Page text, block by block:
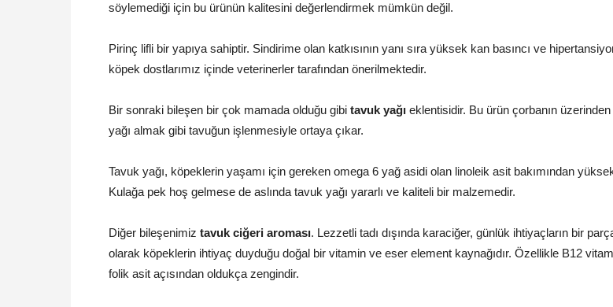
söylemediği için bu ürünün kalitesini değerlendirmek mümkün değil.
Pirinç lifli bir yapıya sahiptir. Sindirime olan katkısının yanı sıra yüksek kan basıncı ve
köpek dostlarımız içinde veterinerler tarafından önerilmektedir.
Bir sonraki bileşen bir çok mamada olduğu gibi tavuk yağı eklentisidir. Bu ürün çorbanın üzerinden
yağı almak gibi tavuğun işlenmesiyle ortaya çıkar.
Tavuk yağı, köpeklerin yaşamı için gereken omega 6 yağ asidi olan linoleik asit bakımından
Kulağa pek hoş gelmese de aslında tavuk yağı yararlı ve kaliteli bir malzemedir.
Diğer bileşenimiz tavuk ciğeri aroması. Lezzetli tadı dışında karaciğer, günlük ihtiyaçların bir
olarak köpeklerin ihtiyaç duyduğu doğal bir vitamin ve eser element kaynağıdır. Özellikle B12
folik asit açısından oldukça zengindir.